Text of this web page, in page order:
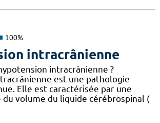
100%
intracrânienne
intracrânienne ?
est une pathologie
Elle est caractérisée par une
du volume du liquide cérébrospinal (